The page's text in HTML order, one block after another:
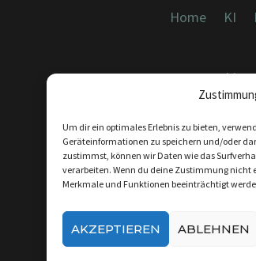
Um dir ein optimales Erlebnis zu bieten,
Geräteinformationen zu speichern und/oder
zustimmst, können wir Daten wie das
verarbeiten. Wenn du deine Zustimmung
Merkmale und Funktionen beeinträchtigt
AKZEPTIEREN ABLEHNEN
Home KI
KONTAKT: